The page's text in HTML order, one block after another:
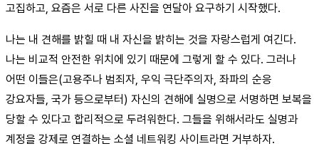
고집하고, 요즘은 서로 다른 사진을 연달아 요구하기 시작했다.
나는 내 견해를 밝힐 때 내 자신을 밝히는 것을 자랑스럽게 여긴다.
나는 비교적 안전한 위치에 있기 때문에 그렇게 할 수 있다. 그러나
어떤 이들은(고용주나 범죄자, 우익 극단주의자, 좌파의 순응
강요자들, 국가 등으로부터) 자신의 견해에 실명으로 서명하면 보복을
당할 수 있다고 합리적으로 두려워한다. 그들을 위해서라도 실명과
계정을 강제로 연결하는 소셜 네트워킹 사이트라면 거부하자.